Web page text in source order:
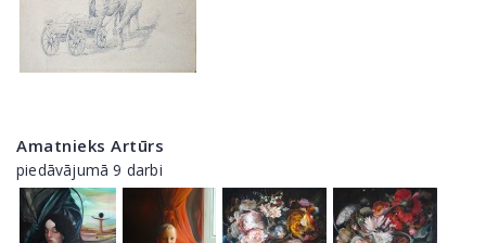
Amatnieks Artūrs
piedāvājumā 9 darbi